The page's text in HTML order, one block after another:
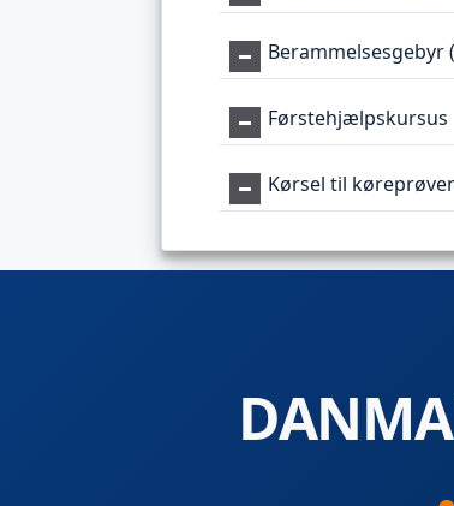
Berammelsesgebyr
Førstehjælpskursus
Kørsel til